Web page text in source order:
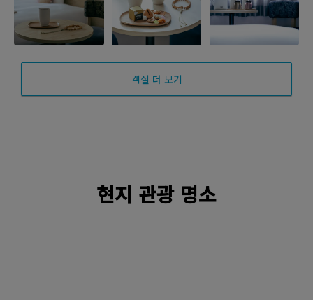
객실 더 보기
현지 관광 명소